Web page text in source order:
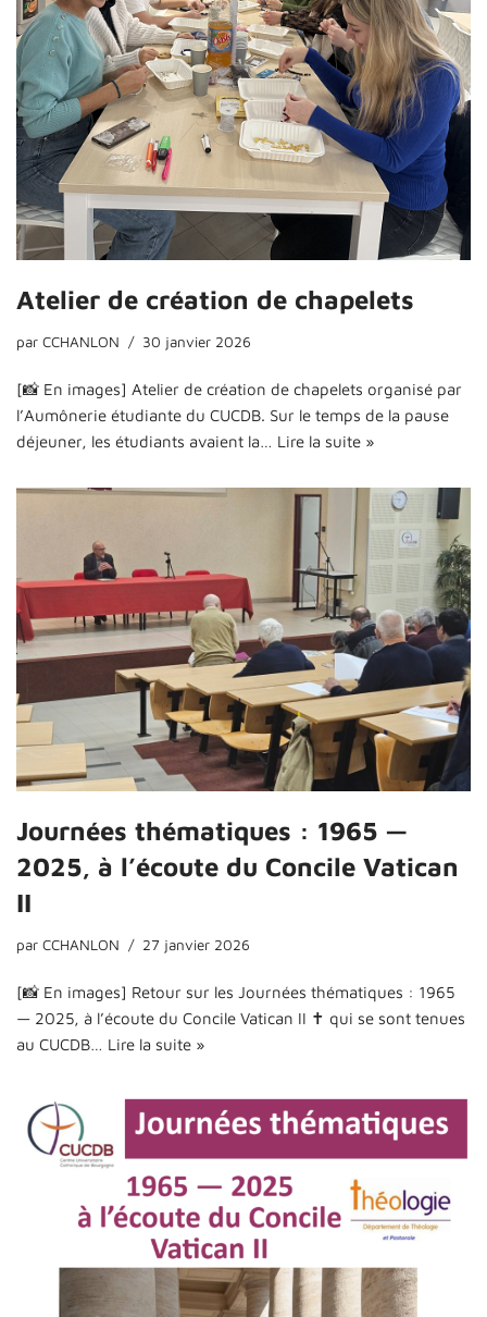
Atelier de création de chapelets
par CCHANLON 30 janvier 2026
[📸 En images] Atelier de création de chapelets organisé par
l’Aumônerie étudiante du CUCDB. Sur le temps de la pause
déjeuner, les étudiants avaient la… Lire la suite »
Journées thématiques : 1965 —
2025, à l’écoute du Concile Vatican
II
par CCHANLON 27 janvier 2026
[📸 En images] Retour sur les Journées thématiques : 1965
— 2025, à l’écoute du Concile Vatican II ✝️ qui se sont tenues
au CUCDB… Lire la suite »